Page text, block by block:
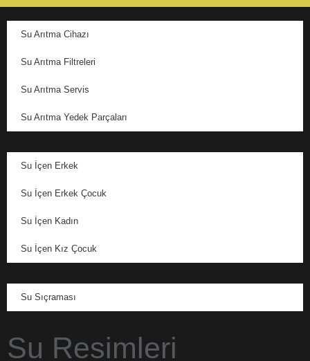
Su Arıtma Cihazı
Su Arıtma Filtreleri
Su Arıtma Servis
Su Arıtma Yedek Parçaları
Su İçen Erkek
Su İçen Erkek Çocuk
Su İçen Kadın
Su İçen Kız Çocuk
Su Sıçraması
Su Resimleri